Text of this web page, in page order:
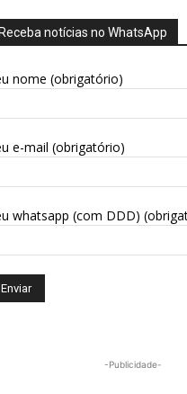
Receba notícias no WhatsApp
nome (obrigatório)
e-mail (obrigatório)
whatsapp (com DDD)
-Publicidade-